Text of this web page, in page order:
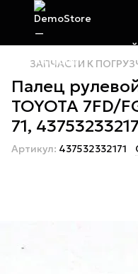
ЗАПЧАСТИ К
Палец
TOYOTA 7FD/
71,
Артикул: 437532332171